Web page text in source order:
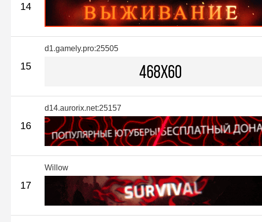
14
15
d1.gamely.pro:25505
16
d14.aurorix.net:25157
17
Willow